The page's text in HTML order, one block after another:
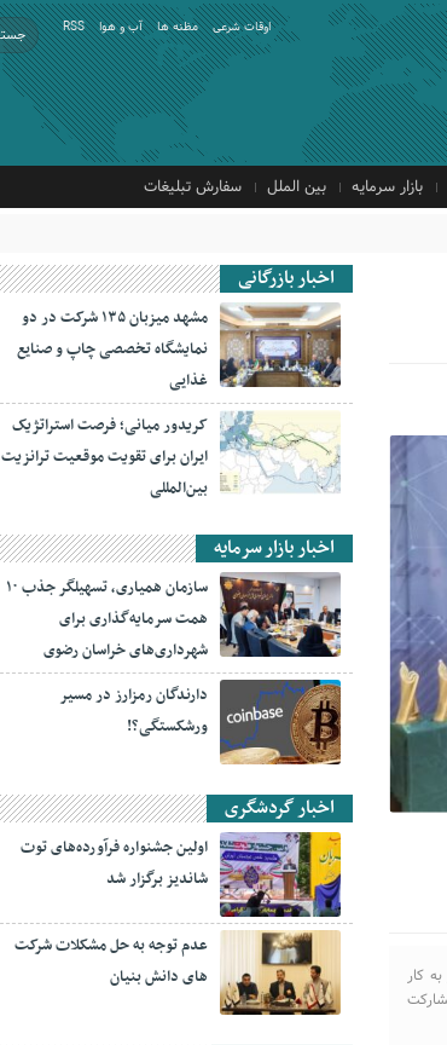
RSS آب و هوا مظنه ها اوقات شرعی
بازار سرمایه بین الملل سفارش تبلیغات
کار
اخبار بازرگانی
مشهد میزبان ۱۳۵ شرکت در دو
نمایشگاه تخصصی چاپ و صنایع
غذایی
کریدور میانی؛ فرصت استراتژیک
ایران برای تقویت موقعیت ترانزیت
بین‌المللی
اخبار بازار سرمایه
سازمان همیاری، تسهیلگر جذب ۱۰
همت سرمایه‌گذاری برای
شهرداری‌های خراسان رضوی
دارندگان رمزارز در مسیر
ورشکستگی؟!
اخبار گردشگری
اولین جشنواره فرآورده‌های توت
شاندیز برگزار شد
عدم توجه به حل مشکلات شرکت
های دانش بنیان